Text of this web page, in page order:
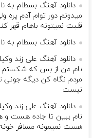
دانلود آهنگ بسطام به
میدونم دور توام آدم پره
قلبت نمیتونه باهام قهر
دانلود آهنگ بسطام به
دانلود آهنگ علی زند
نام من از بس كه شكستم
مردم نگاه كن دیگه جونى
نیست
دانلود آهنگ علی زند
نام ببین تا جاده هست و
هست نمیمونه مسافر